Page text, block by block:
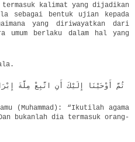
kalimat yang dijadikan
sebagai bentuk ujian kepada
yang diriwayatkan dari
umum berlaku dalam hal yang
ثُمَّ أَوْحَيْنَا إِلَيْكَ أَنِ اتَّبِعْ مِلَّةَ
(Muhammad): “Ikutilah agama
bukanlah dia termasuk orang-